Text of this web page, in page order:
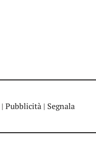
| Pubblicità | Segnala